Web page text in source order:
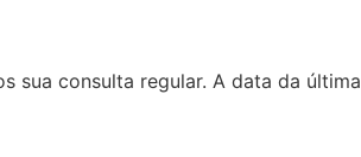
sua consulta regular. A data da última